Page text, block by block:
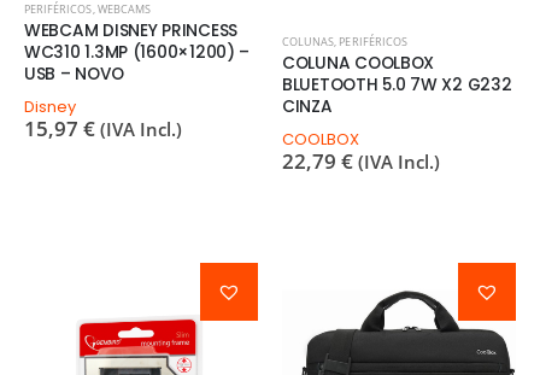
PERIFÉRICOS,WEBCAMS
WEBCAM DISNEY PRINCESS
WC310 1.3MP (1600×1200) –
USB – NOVO
Disney
15,97 € (IVA Incl.)
COLUNAS, PERIFÉRICOS
COLUNA COOLBOX
BLUETOOTH 5.0 7W X2 G232
CINZA
COOLBOX
22,79 € (IVA Incl.)